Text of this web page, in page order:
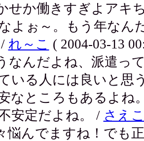
せか働きすぎよアキ
よぉ～。もう年なん
れ～こ ( 2004-03-13
なんだよね、派遣っ
いる人には良いと思
なところもあるよね
安定だよね。 / さえ
悩んでますね！でも